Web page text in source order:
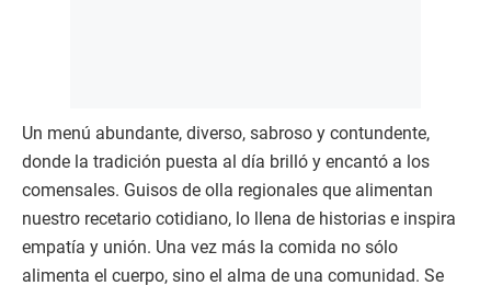
Un menú abundante, diverso, sabroso y contundente,
donde la tradición puesta al día brilló y encantó a los
comensales. Guisos de olla regionales que alimentan
nuestro recetario cotidiano, lo llena de historias e inspira
empatía y unión. Una vez más la comida no sólo
alimenta el cuerpo, sino el alma de una comunidad. Se